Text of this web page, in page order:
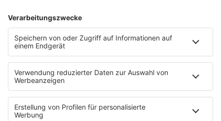
Podcast
Pop Crimes
The Story / Loveparade
90er Kids mit Oli.P
YouTube